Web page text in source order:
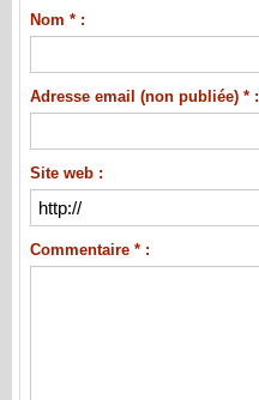
Nom * :
Adresse email (non publiée) * :
Site web :
Commentaire * :